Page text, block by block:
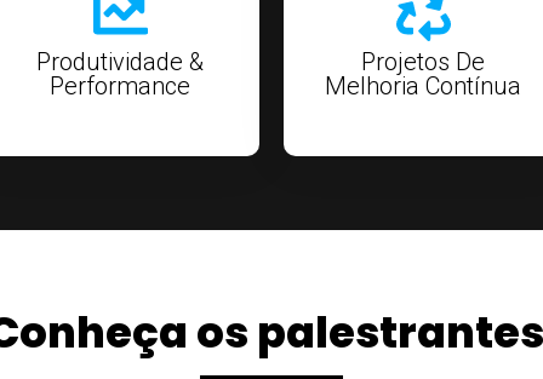
Produtividade &
Performance
Projetos De
Melhoria Contínua
os